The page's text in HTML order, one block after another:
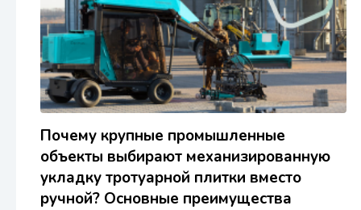
Почему крупные промышленные
объекты выбирают механизированную
укладку тротуарной плитки вместо
ручной? Основные преимущества